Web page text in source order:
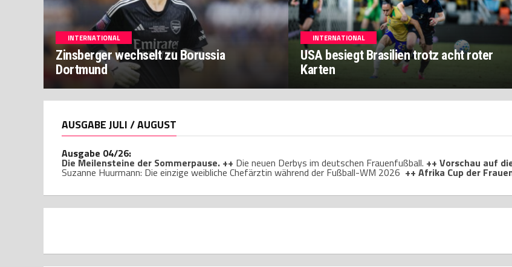
INTERNATIONAL
Zinsberger wechselt zu Borussia
Dortmund
INTERNATIONAL
USA besiegt Brasilien trotz acht roter
Karten
AUSGABE JULI / AUGUST
Ausgabe 04/26:
Die Meilensteine der Sommerpause. ++ Die neuen Derbys im deutschen Frauenfußball. ++ Vorschau auf
Suzanne Huurmann: Die einzige weibliche Chefärztin während der Fußball-WM 2026 ++ Afrika Cup der